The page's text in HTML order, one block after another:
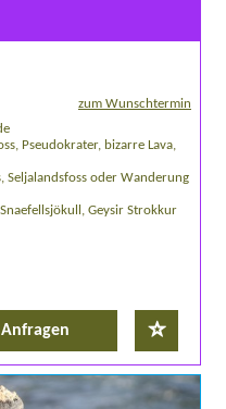
zum Wunschtermin
Pseudokrater, bizarre Lava,
Seljalandsfoss oder Wanderung
Geysir Strokkur
Anfragen